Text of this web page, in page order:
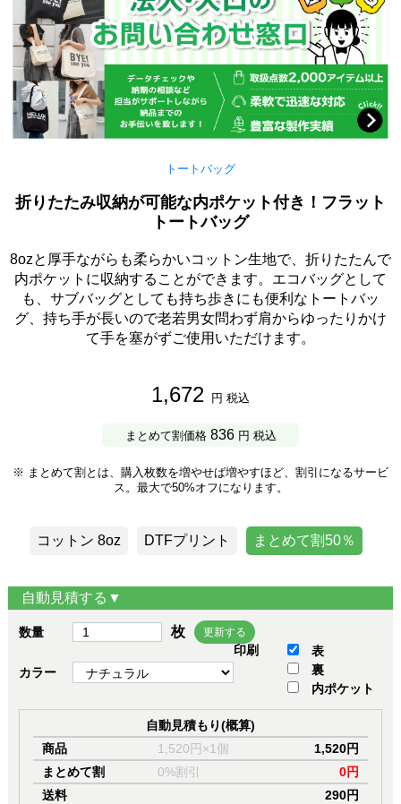
トートバッグ
折りたたみ収納が可能な内ポケット付き！フラット
トートバッグ
8ozと厚手ながらも柔らかいコットン生地で、折りたたんで
内ポケットに収納することができます。エコバッグとして
も、サブバッグとしても持ち歩きにも便利なトートバッ
グ、持ち手が長いので老若男女問わず肩からゆったりかけ
て手を塞がずご使用いただけます。
1,672 円 税込
まとめて割価格 836円 税込
※ まとめて割とは、購入枚数を増やせば増やすほど、割引になるサービ
ス。最大で50%オフになります。
コットン 8oz DTFプリント まとめて割50％
自動見積する▼
数量 枚 更新する
カラー
印刷
表
裏
内ポケット
自動見積もり(概算)
商品
1,520円×1個
1,520円
まとめて割
0%割引
0円
送料
290円